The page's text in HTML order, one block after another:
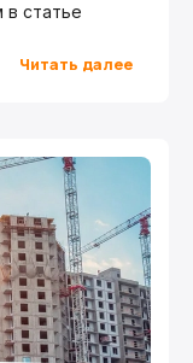
в статье
Читать далее